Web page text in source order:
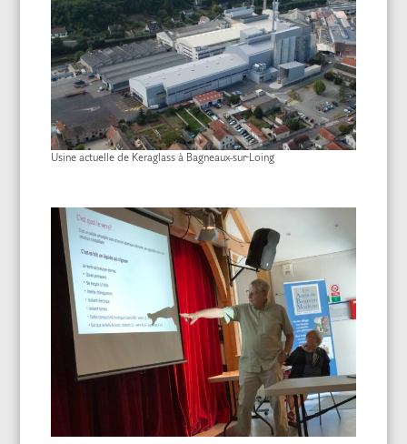
Usine actuelle de Keraglass à Bagneaux-sur-Loing